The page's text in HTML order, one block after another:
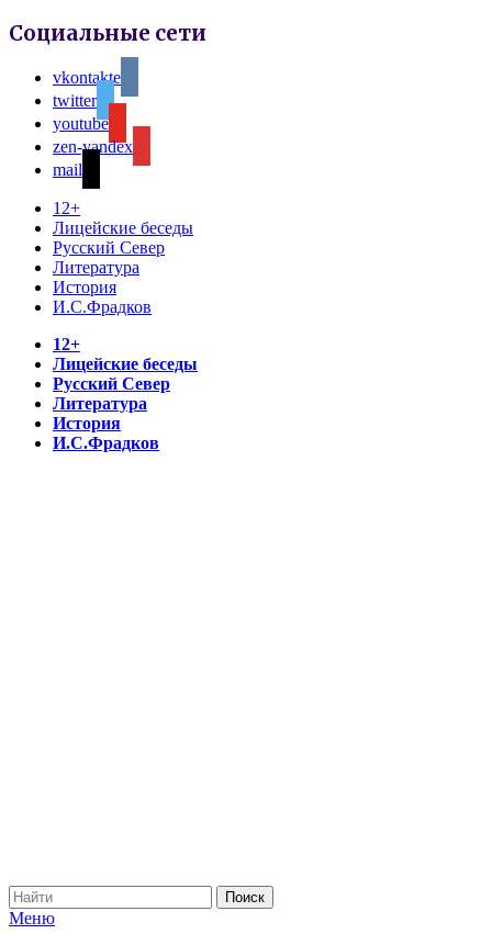
Социальные сети
vkontakte
twitter
youtube
zen-yandex
mail
12+
Лицейские беседы
Русский Север
Литература
История
И.С.Фрадков
12+
Лицейские беседы
Русский Север
Литература
История
И.С.Фрадков
Меню